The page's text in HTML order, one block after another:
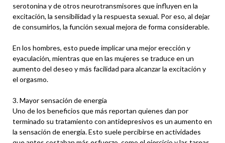
serotonina y de otros neurotransmisores que influyen en la
excitación, la sensibilidad y la respuesta sexual. Por eso, al dejar
de consumirlos, la función sexual mejora de forma considerable.
En los hombres, esto puede implicar una mejor erección y
eyaculación, mientras que en las mujeres se traduce en un
aumento del deseo y más facilidad para alcanzar la excitación y
el orgasmo.
3. Mayor sensación de energía
Uno de los beneficios que más reportan quienes dan por
terminado su tratamiento con antidepresivos es un aumento en
la sensación de energía. Esto suele percibirse en actividades